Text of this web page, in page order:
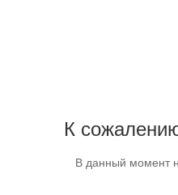
К
В данный момент